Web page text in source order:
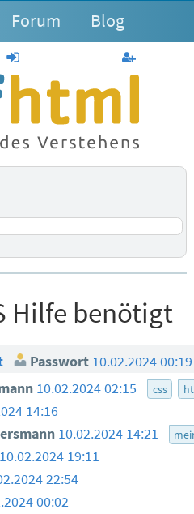
Forum Blog
anmelden
Hilfe benötigt
Passwort 10.02.2024
10.02.2024 02:15 css
14:16
10.02.2024 14:21
10.02.2024 19:11
22:54
00:02